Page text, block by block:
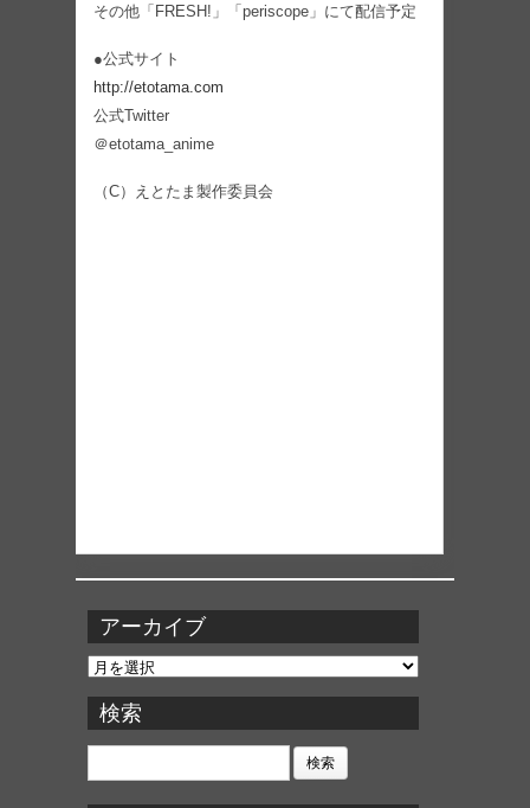
その他「FRESH!」「periscope」にて配信予定
●公式サイト
http://etotama.com
公式Twitter
＠etotama_anime
（C）えとたま製作委員会
アーカイブ
ア
カ
イ
ブ
検索
検